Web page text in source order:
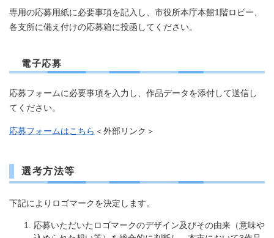
専用の応募用紙に必要事項を記入し、市役所本庁本館1階ロビー、
各支所に備え付けの応募箱に投函してください。
電子応募
応募フォームに必要事項を入力し、作品データを添付して送信し
てください。
応募フォームはこちら ＜外部リンク＞
選考方法等
下記によりロゴマークを決定します。
応募いただいたロゴマークのデザイン及びその由来（意味や